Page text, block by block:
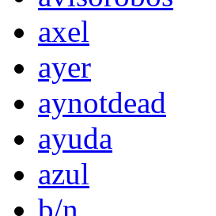
axel
ayer
aynotdead
ayuda
azul